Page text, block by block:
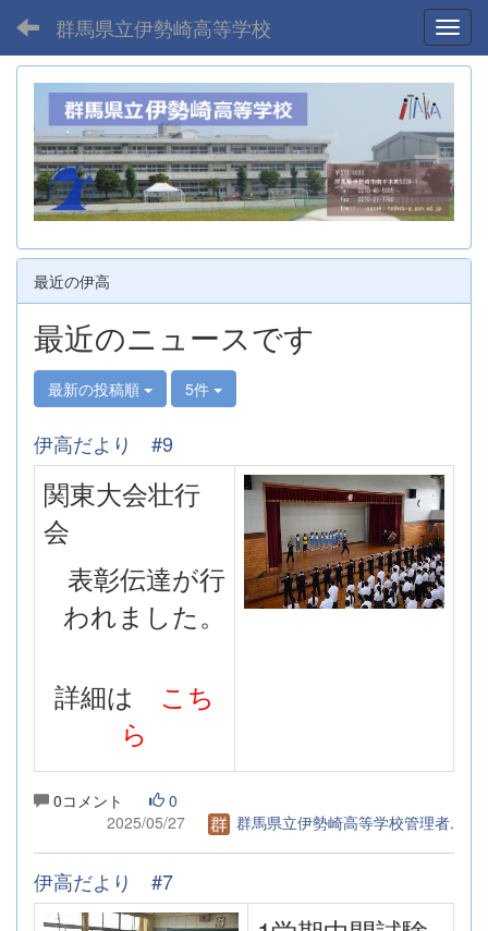
群馬県立伊勢崎高等学校
最近の伊高
最近のニュースです
最新の投稿順 5件
伊高だより #9
関東大会壮行
会
表彰伝達が行
われました。
詳細は こち
ら
0コメント
0
2025/05/27
群馬県立伊勢崎高等学校管理者.
伊高だより #7